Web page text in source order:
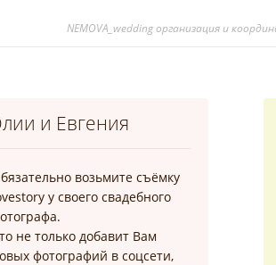
NEMOVA_wedding организация и
и Евгения
возьмите съёмку
у своего свадебного
не только добавит Вам
фотографий в соцсети,